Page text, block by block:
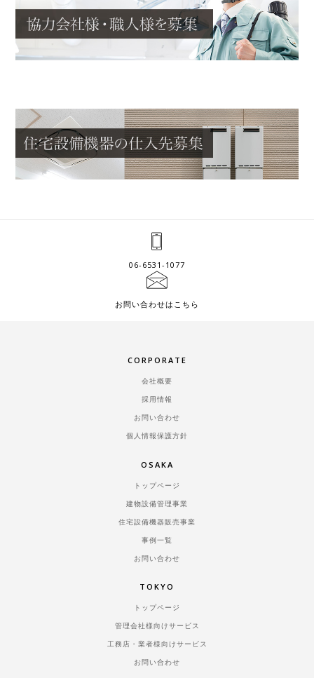
06-6531-1077
お問い合わせはこちら
CORPORATE
会社概要
採用情報
お問い合わせ
個人情報保護方針
OSAKA
トップページ
建物設備管理事業
住宅設備機器販売事業
事例一覧
お問い合わせ
TOKYO
トップページ
管理会社様向けサービス
工務店・業者様向けサービス
お問い合わせ